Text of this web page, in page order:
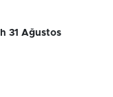
31 Ağustos